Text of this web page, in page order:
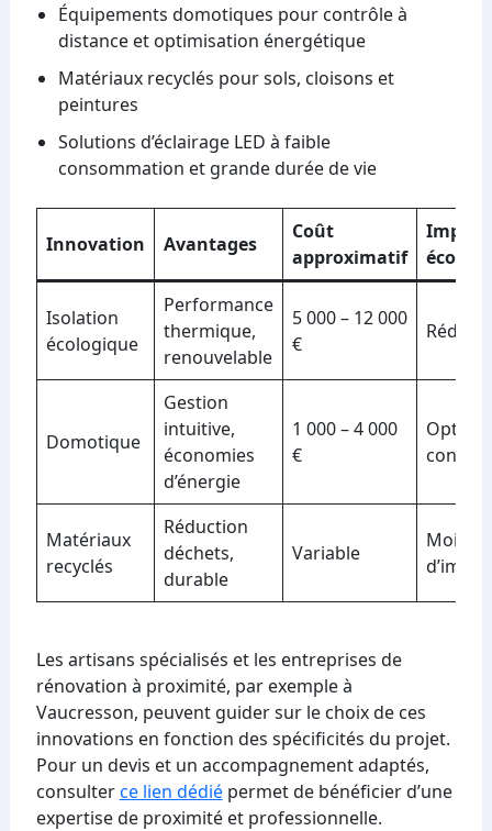
Équipements domotiques pour contrôle à
distance et optimisation énergétique
Matériaux recyclés pour sols, cloisons et
peintures
Solutions d’éclairage LED à faible
consommation et grande durée de vie
Innovation Avantages
Coût
approximatif
Impact
Isolation
écologique
Performance
thermique,
renouvelable
5 000 – 12 000
€
Domotique
Gestion
intuitive,
économies
d’énergie
1 000 – 4 000
€
Matériaux
recyclés
Réduction
déchets,
durable
Variable
Moins
Les artisans spécialisés et les entreprises de
rénovation à proximité, par exemple à
Vaucresson, peuvent guider sur le choix de ces
innovations en fonction des spécificités du projet.
Pour un devis et un accompagnement adaptés,
consulterce lien dédiépermet de bénéficier d’une
expertise de proximité et professionnelle.